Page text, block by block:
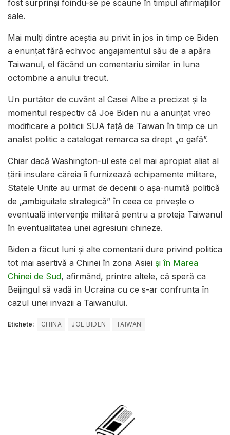
fost surprinși foindu-se pe scaune în timpul afirmațiilor
sale.
Mai mulți dintre aceștia au privit în jos în timp ce Biden
a enunțat fără echivoc angajamentul său de a apăra
Taiwanul, el făcând un comentariu similar în luna
octombrie a anului trecut.
Un purtător de cuvânt al Casei Albe a precizat și la
momentul respectiv că Joe Biden nu a anunțat vreo
modificare a politicii SUA față de Taiwan în timp ce un
analist politic a catalogat remarca sa drept „o gafă”.
Chiar dacă Washington-ul este cel mai apropiat aliat al
țării insulare căreia îi furnizează echipamente militare,
Statele Unite au urmat de decenii o așa-numită politică
de „ambiguitate strategică” în ceea ce privește o
eventuală intervenție militară pentru a proteja Taiwanul
în eventualitatea unei agresiuni chineze.
Biden a făcut luni și alte comentarii dure privind politica
tot mai asertivă a Chinei în zona Asiei și în Marea
Chinei de Sud, afirmând, printre altele, că speră ca
Beijingul să vadă în Ucraina cu ce s-ar confrunta în
cazul unei invazii a Taiwanului.
Etichete: CHINA JOE BIDEN TAIWAN